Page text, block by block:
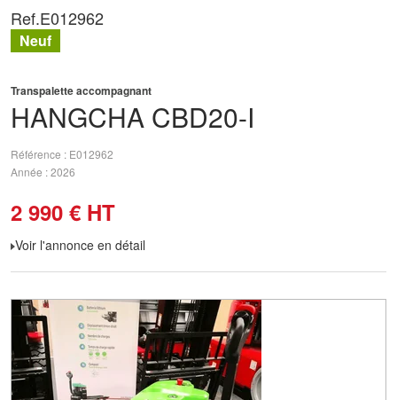
HANGCHA CBD20-I
Transpalette accompagnant
Référence
E012962
Année 2026
2 990 € HT
Voir l'annonce en détail
Ref.E012962
Neuf